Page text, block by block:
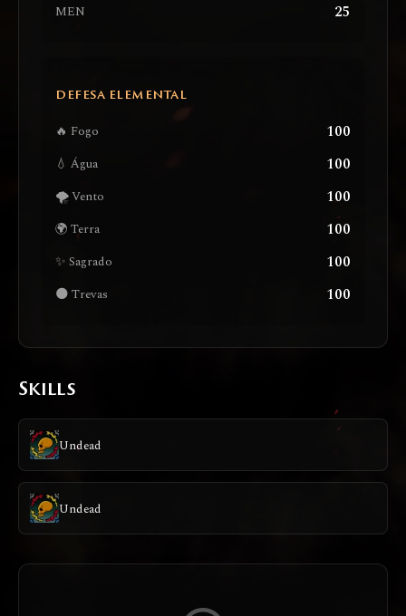
MEN 25
DEFESA ELEMENTAL
🔥 Fogo 100
💧 Água 100
🌪️ Vento 100
🌍 Terra 100
✨ Sagrado 100
🌑 Trevas 100
Skills
Undead
Undead